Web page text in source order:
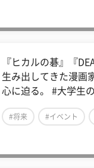
『ヒカルの碁』『
生み出してきた漫画
心に迫る。 #大学生
#将来 #イベント